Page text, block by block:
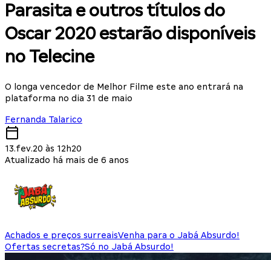
Parasita e outros títulos do
Oscar 2020 estarão disponíveis
no Telecine
O longa vencedor de Melhor Filme este ano entrará na
plataforma no dia 31 de maio
Fernanda Talarico
13.fev.20 às 12h20
Atualizado há mais de 6 anos
Achados e preços surreaisVenha para o Jabá Absurdo!
Ofertas secretas?Só no Jabá Absurdo!